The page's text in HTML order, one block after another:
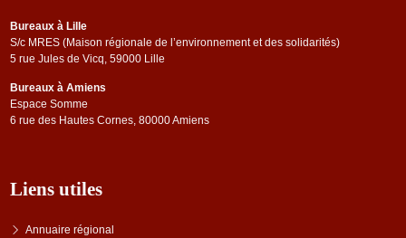
Bureaux à Lille
S/c MRES (Maison régionale de l’environnement et des solidarités)
5 rue Jules de Vicq, 59000 Lille
Bureaux à Amiens
Espace Somme
6 rue des Hautes Cornes, 80000 Amiens
Liens utiles
Annuaire régional